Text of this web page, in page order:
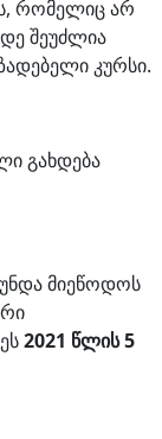
რომელიც არ
შეუძლია
კურსი.
გახდება
მიეწოდოს
2021 წლის 5